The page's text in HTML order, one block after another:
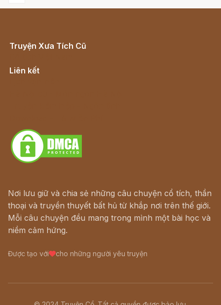
Truyện Xưa Tích Cũ
Liên kết
Nơi lưu giữ và chia sẻ những câu chuyện cổ tích, thần
thoại và truyền thuyết bất hủ từ khắp nơi trên thế giới.
Mỗi câu chuyện đều mang trong mình một bài học và
niềm cảm hứng.
Được tạo với cho những người yêu truyện